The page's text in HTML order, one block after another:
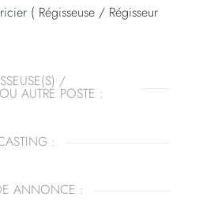
( Régisseuse / Régisseur
/
AUTRE POSTE :
:
ANNONCE :